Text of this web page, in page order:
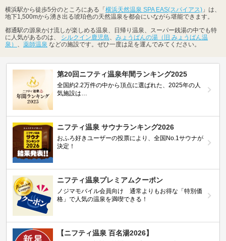
横浜駅から徒歩5分のところにある「 横浜天然温泉 SPA EAS(スパイアス) 」は、
地下1,500mから湧き出る琥珀色の天然温泉を都会にいながら堪能できます。
都通駅の源泉かけ流しが楽しめる温泉、日帰り温泉、スーパー銭湯の中でも特
に人気があるのは、 シルクイン鹿児島、 みょうばんの湯（旧 みょうばん温
泉） 、 薬師温泉 などの施設です。ぜひ一度は足を運んでみてください。
第20回ニフティ温泉年間ランキング2025
全国約2.2万件の中から頂点に選ばれた、2025年の人
気施設は…
ニフティ温泉 サウナランキング2026
おふろ好きユーザーの投票により、全国No.1サウナが
決定！
ニフティ温泉プレミアムクーポン
ノジマモバイル会員向け 通常よりもお得な「特別価
格」で人気の温泉を満喫できる！
【ニフティ温泉 百名湯2026】